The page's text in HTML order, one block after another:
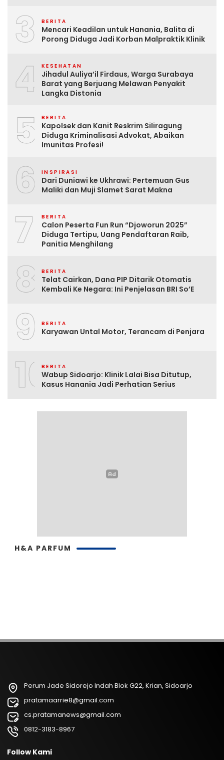
3 BERITA
Mencari Keadilan untuk Hanania, Balita di
Porong Diduga Jadi Korban Malpraktik Klinik
4 KESEHATAN
Jihadul Auliya’il Firdaus, Warga Surabaya
Barat yang Berjuang Melawan Penyakit
Langka Distonia
5 BERITA
Kapolsek dan Kanit Reskrim Siliragung
Diduga Kriminalisasi Advokat, Abaikan
Imunitas Profesi!
6 INSPIRASI
Dari Duniawi ke Ukhrawi: Pertemuan Gus
Maliki dan Muji Slamet Sarat Makna
7 BERITA
Calon Peserta Fun Run “Djoworun 2025”
Diduga Tertipu, Uang Pendaftaran Raib,
Panitia Menghilang
8 BERITA
Telat Cairkan, Dana PIP Ditarik Otomatis
Kembali Ke Negara: Ini Penjelasan BRI So’E
9 BERITA
Karyawan Untal Motor, Terancam di Penjara
10BERITA
Wabup Sidoarjo: Klinik Lalai Bisa Ditutup,
Kasus Hanania Jadi Perhatian Serius
H&A PARFUM
Perum Jade Sidorejo Indah Blok G22, Krian, Sidoarjo
pratamaarrie8@gmail.com
cs.pratamanews@gmail.com
0812-3183-8967
Follow Kami